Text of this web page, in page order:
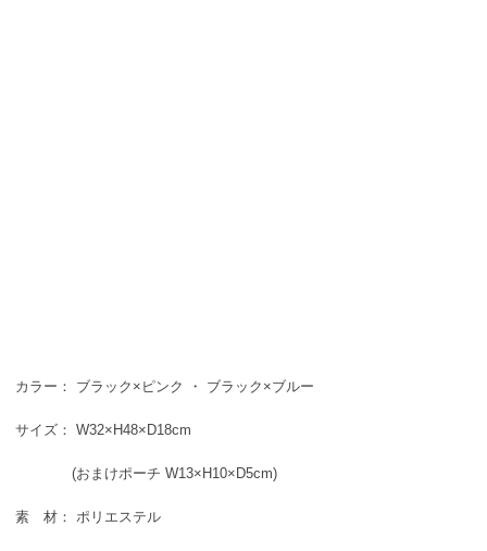
カラー： ブラック×ピンク ・ ブラック×ブルー
サイズ： W32×H48×D18cm
(おまけポーチ W13×H10×D5cm)
素 材： ポリエステル